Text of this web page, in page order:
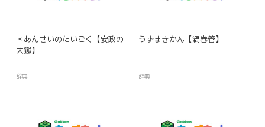
＊あんせいのたいごく【安政の
大獄】
辞典
うずまきかん【渦巻管】
辞典